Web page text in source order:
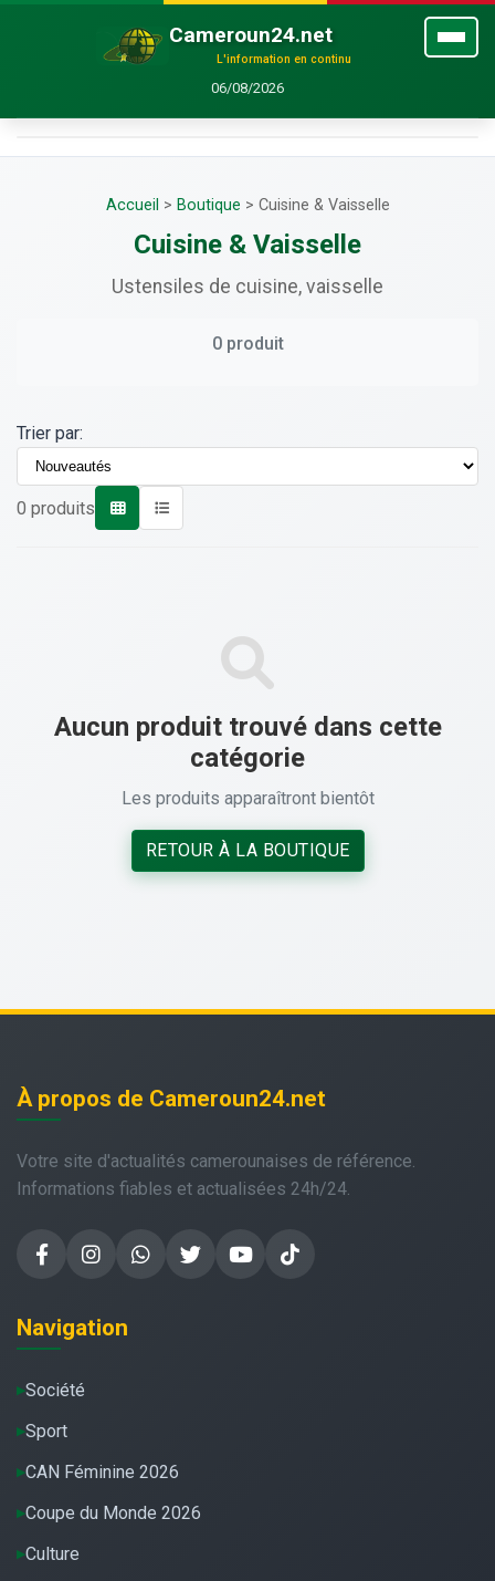
Cameroun24.net
L'information en continu
06/08/2026
Accueil > Boutique > Cuisine & Vaisselle
Cuisine & Vaisselle
Ustensiles de cuisine, vaisselle
0 produit
Trier par:
0 produits
Aucun produit trouvé dans cette
catégorie
Les produits apparaîtront bientôt
RETOUR À LA BOUTIQUE
À propos de Cameroun24.net
Votre site d'actualités camerounaises de référence.
Informations fiables et actualisées 24h/24.
Navigation
Société
Sport
CAN Féminine 2026
Coupe du Monde 2026
Culture